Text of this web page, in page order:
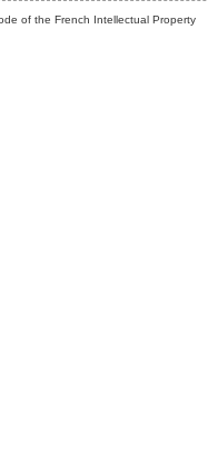
of the French Intellectual Property